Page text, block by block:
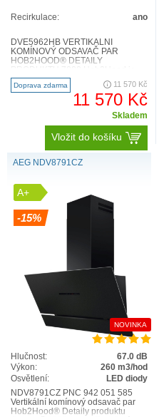
Recirkulace: ano
DVE5962HB VERTIKÁLNÍ
KOMÍNOVÝ ODSAVAČ PAR
HOB2HOOD® DETAILY
vysoce účinná funkce, která
automaticky ovládá odsavač pa..
Doprava zdarma 11 570 Kč
11 570 Kč
Skladem
Vložit do košíku
AEG NDV8791CZ
A+
-15%
NOVINKA
Hlučnost:
67.0 dB
Výkon:
260 m3/hod
Osvětlení:
LED diody
NDV8791CZ PNC 942 051 585
Vertikální komínový odsavač par
Hob2Hood® Detaily produktu